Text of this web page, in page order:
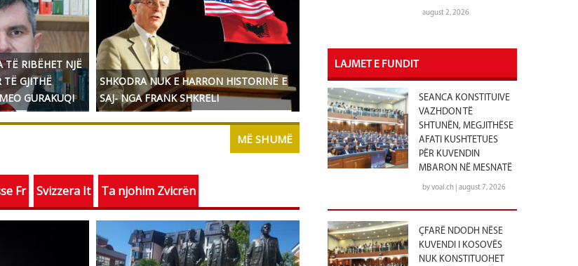
TË RIBËHET NJË
TË GJITHË
GURAKUQI
SHKODRA NUK E HARRON HISTORINË E
SAJ- NGA FRANK SHKRELI
MË SHUMË
Fr Svizzera It Ta njohim Zvicrën
august 2, 2026
LAJMET E FUNDIT
SEANCA KONSTITUIVE
VAZHDON TË
SHTUNËN, MEGJITHËSE
AFATI KUSHTETUES
PËR KUVENDIN
MBARON NË MESNATË
by voal.ch | august 7, 2026
ÇFARË NDODH NËSE
KUVENDI I KOSOVËS
NUK KONSTITUOHET